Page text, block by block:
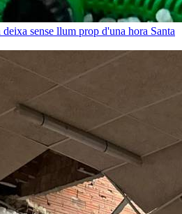
deixa sense llum prop d'una hora Santa